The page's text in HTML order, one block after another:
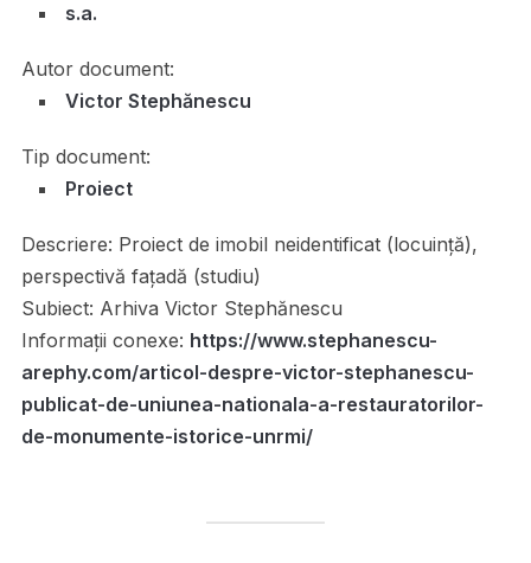
s.a.
Autor document:
Victor Stephănescu
Tip document:
Proiect
Descriere: Proiect de imobil neidentificat (locuință),
perspectivă fațadă (studiu)
Subiect: Arhiva Victor Stephănescu
Informații conexe: https://www.stephanescu-
arephy.com/articol-despre-victor-stephanescu-
publicat-de-uniunea-nationala-a-restauratorilor-
de-monumente-istorice-unrmi/